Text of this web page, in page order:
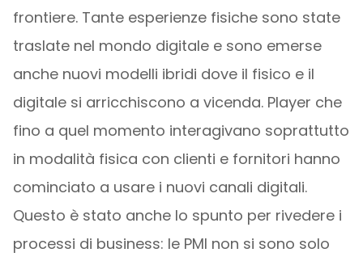
frontiere. Tante esperienze fisiche sono state
traslate nel mondo digitale e sono emerse
anche nuovi modelli ibridi dove il fisico e il
digitale si arricchiscono a vicenda. Player che
fino a quel momento interagivano soprattutto
in modalità fisica con clienti e fornitori hanno
cominciato a usare i nuovi canali digitali.
Questo è stato anche lo spunto per rivedere i
processi di business: le PMI non si sono solo